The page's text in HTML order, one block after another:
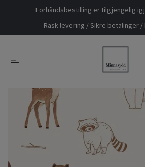
Forhåndsbestilling er tilgjengelig
Rask levering / Sikre betalinger